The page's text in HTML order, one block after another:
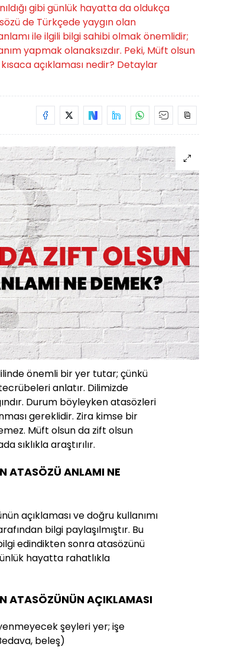
gibi günlük hayatta da oldukça
de Türkçede yaygın olan
ile ilgili bilgi sahibi olmak önemlidir;
yapmak olanaksızdır. Peki, Müft olsun
açıklaması nedir? Detaylar
önemli bir yer tutar; çünkü
anlatır. Dilimizde
Durum böyleyken atasözleri
gereklidir. Zira kimse bir
Müft olsun da zift olsun
sıklıkla araştırılır.
ATASÖZÜ ANLAMI NE
açıklaması ve doğru kullanımı
bilgi paylaşılmıştır. Bu
edindikten sonra atasözünü
hayatta rahatlıkla
ATASÖZÜNÜN AÇIKLAMASI
şeyleri yer; işe
beleş)